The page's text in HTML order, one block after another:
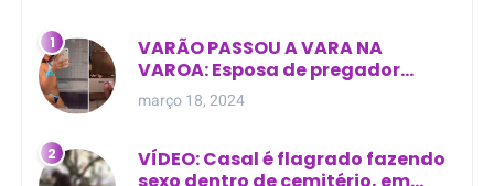
VARÃO PASSOU A VARA NA
VAROA: Esposa de pregador
evangélico descobre
relacionamento extra-conjugal
março 18, 2024
VÍDEO: Casal é flagrado fazendo